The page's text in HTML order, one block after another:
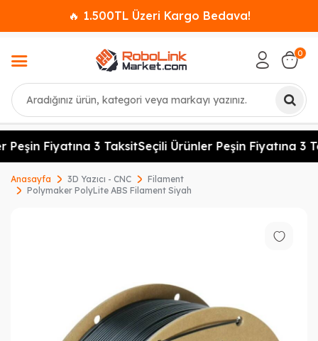
🔥 1.500TL Üzeri Kargo Bedava!
Ara
0
Fiyatına 3 TaksitSeçili Ürünler Peşin Fiyatına 3
Anasayfa 3D Yazıcı - CNC
Filament
Polymaker PolyLite ABS Filament Siyah